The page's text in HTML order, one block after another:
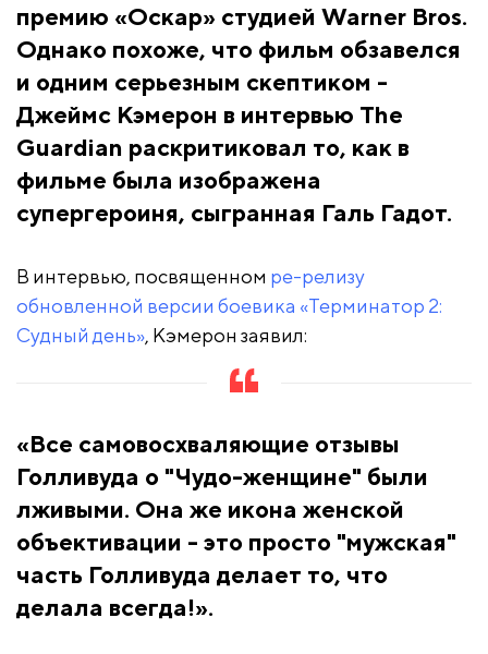
премию «Оскар» студией Warner Bros.
Однако похоже, что фильм обзавелся
и одним серьезным скептиком -
Джеймс Кэмерон в интервью The
Guardian раскритиковал то, как в
фильме была изображена
супергероиня, сыгранная Галь Гадот.
В интервью, посвященном ре-релизу
обновленной версии боевика «Терминатор 2:
Судный день», Кэмерон заявил:
«Все самовосхваляющие отзывы
Голливуда о "Чудо-женщине" были
лживыми. Она же икона женской
объективации - это просто "мужская"
часть Голливуда делает то, что
делала всегда!».